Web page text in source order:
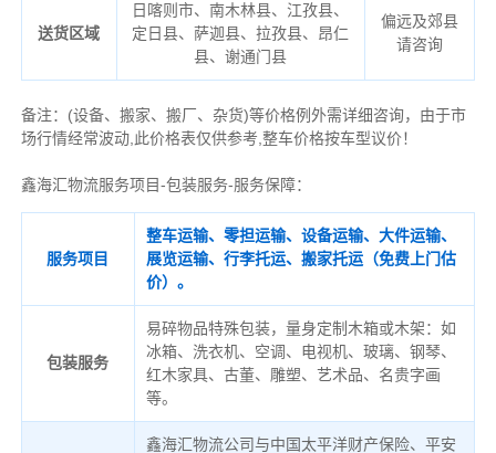
送货区域
日喀则市、南木林县、江孜县、
定日县、萨迦县、拉孜县、昂仁
县、谢通门县
偏远及郊县
请咨询
备注： (设备、搬家、搬厂、杂货)等价格例外需详细咨询，由于市
场行情经常波动,此价格表仅供参考,整车价格按车型议价！
鑫海汇物流服务项目-包装服务-服务保障：
服务项目
整车运输、零担运输、设备运输、大件运输、
展览运输、行李托运、搬家托运（免费上门估
价）。
包装服务
易碎物品特殊包装，量身定制木箱或木架：如
冰箱、洗衣机、空调、电视机、玻璃、钢琴、
红木家具、古董、雕塑、艺术品、名贵字画
等。
鑫海汇物流公司与中国太平洋财产保险、平安